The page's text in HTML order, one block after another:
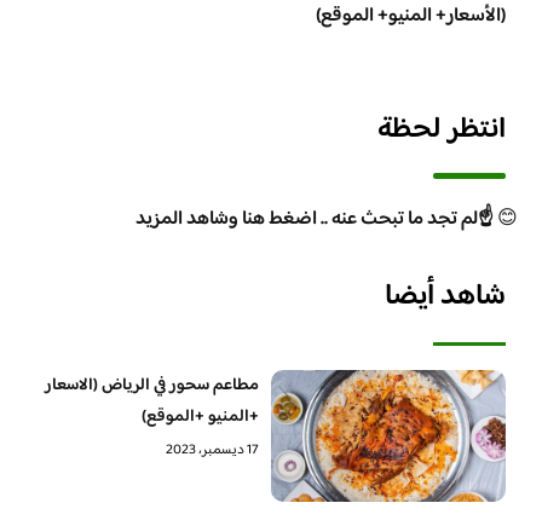
(الأسعار+ المنيو+ الموقع)
انتظر لحظة
😊☝️لم تجد ما تبحث عنه .. اضغط هنا وشاهد المزيد
شاهد أيضا
مطاعم سحور في الرياض (الاسعار
+المنيو +الموقع)
17 ديسمبر، 2023